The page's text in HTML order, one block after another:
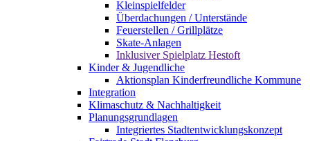
Kleinspielfelder
Überdachungen / Unterstände
Feuerstellen / Grillplätze
Skate-Anlagen
Inklusiver Spielplatz Hestoft
Kinder & Jugendliche
Aktionsplan Kinderfreundliche Kommune
Integration
Klimaschutz & Nachhaltigkeit
Planungsgrundlagen
Integriertes Stadtentwicklungskonzept